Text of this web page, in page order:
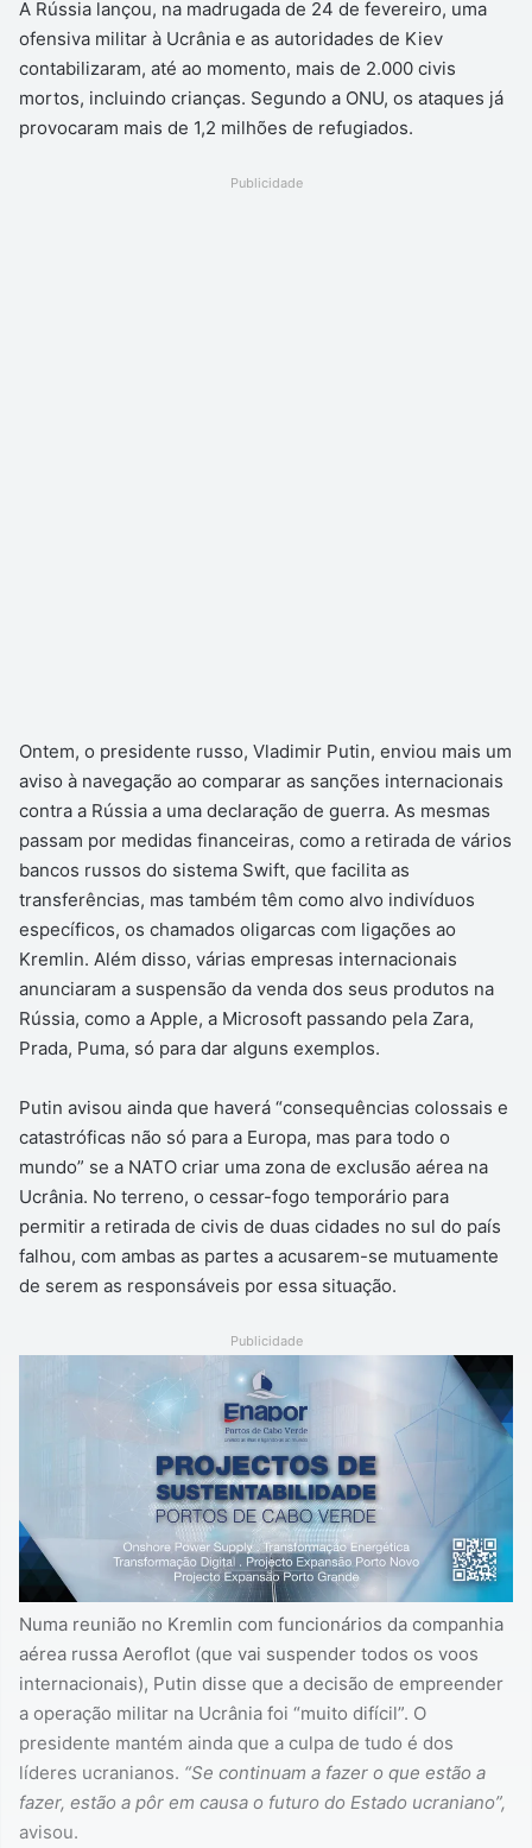
A Rússia lançou, na madrugada de 24 de fevereiro, uma
ofensiva militar à Ucrânia e as autoridades de Kiev
contabilizaram, até ao momento, mais de 2.000 civis
mortos, incluindo crianças. Segundo a ONU, os ataques já
provocaram mais de 1,2 milhões de refugiados.
Publicidade
Ontem, o presidente russo, Vladimir Putin, enviou mais um
aviso à navegação ao comparar as sanções internacionais
contra a Rússia a uma declaração de guerra. As mesmas
passam por medidas financeiras, como a retirada de vários
bancos russos do sistema Swift, que facilita as
transferências, mas também têm como alvo indivíduos
específicos, os chamados oligarcas com ligações ao
Kremlin. Além disso, várias empresas internacionais
anunciaram a suspensão da venda dos seus produtos na
Rússia, como a Apple, a Microsoft passando pela Zara,
Prada, Puma, só para dar alguns exemplos.
Putin avisou ainda que haverá “consequências colossais e
catastróficas não só para a Europa, mas para todo o
mundo” se a NATO criar uma zona de exclusão aérea na
Ucrânia. No terreno, o cessar-fogo temporário para
permitir a retirada de civis de duas cidades no sul do país
falhou, com ambas as partes a acusarem-se mutuamente
de serem as responsáveis por essa situação.
Publicidade
Numa reunião no Kremlin com funcionários da companhia
aérea russa Aeroflot (que vai suspender todos os voos
internacionais), Putin disse que a decisão de empreender
a operação militar na Ucrânia foi “muito difícil”. O
presidente mantém ainda que a culpa de tudo é dos
líderes ucranianos. “Se continuam a fazer o que estão a
fazer, estão a pôr em causa o futuro do Estado ucraniano”,
avisou.